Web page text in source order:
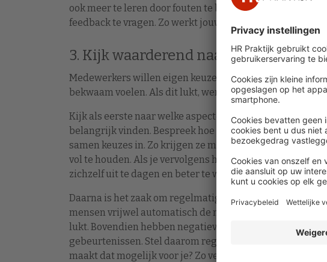
ook meer te leren door fouten te bespreken, openlijk
feedback te vragen. Zo werkt jouw lerende gedrag
3. Kijk waarderend naar wat mensen
Medewerkers willen eigen keuzes kunnen maken, zich
bekwaam voelen. Als dit lukt, werk je aan een veilig
Kijk als eerste naar welke aspecten van hun werk
belangrijk vinden. Bespreek hoe je deze aspecten meer
samen keuzes in. Zo krijgen ze meer motivatie en
vol te houden. Als je vervolgens hun leerdoelen aan die
zichzelf uit te dagen en beter te worden in datgene waar
Daarna is het zaak om regelmatig de vooruitgang van
mensen vrijwel automatisch de nadruk op wat nog niet
lukt. Bovendien hebben negatieve gebeurtenissen op
gebeurtenissen. Stel daarom regelmatig vragen als: wat
maakt dat mogelijk voor je? Zo versterk je het